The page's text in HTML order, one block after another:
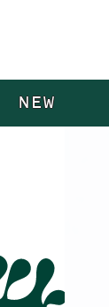
NEW